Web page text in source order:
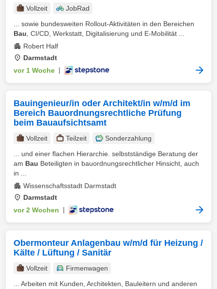
Vollzeit
JobRad
... sowie bundesweiten Rollout-Aktivitäten in den Bereichen
Bau , CI/CD, Werkstatt, Digitalisierung und E-Mobilität ...
Robert Half
Darmstadt
vor 1 Woche
Bauingenieur/in oder Architekt/in w/m/d im
Bereich Bauordnungsrechtliche Prüfung
beim Bauaufsichtsamt
Vollzeit Teilzeit
Sonderzahlung
... und einer flachen Hierarchie. selbstständige Beratung der
am Bau Beteiligten in bauordnungsrechtlicher Hinsicht, auch
in ...
Wissenschaftsstadt Darmstadt
Darmstadt
vor 2 Wochen
Obermonteur Anlagenbau w/m/d für Heizung /
Kälte / Lüftung / Sanitär
Vollzeit
Firmenwagen
... Arbeiten mit Kunden, Architekten, Bauleitern und anderen